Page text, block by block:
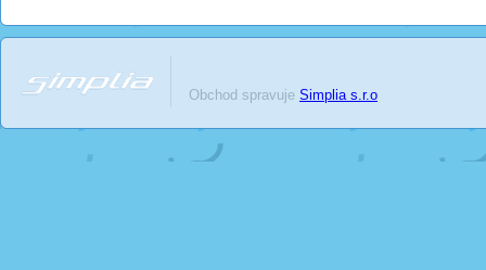
Obchod spravuje Simplia s.r.o